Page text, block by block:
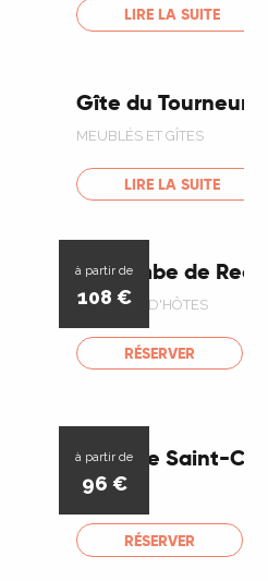
LIRE LA SUITE
Gîte du Tourneur
MEUBLÉS ET GÎTES
LIRE LA SUITE
à partir de
108 €
La Combe de
CHAMBRE D'HÔTES
RÉSERVER
à partir de
96 €
Hôtel Le Saint-Cirq
HÔTELS
RÉSERVER